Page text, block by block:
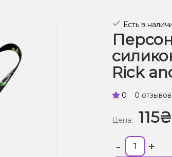
Есть в
Rick
0 0 отзывов
Цена: 115₴
- +